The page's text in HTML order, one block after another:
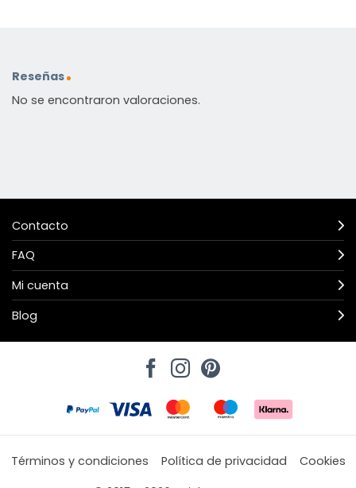
Reseñas
No se encontraron valoraciones.
Contacto
FAQ
Mi cuenta
Blog
Términos y condiciones Política de privacidad
Cookies